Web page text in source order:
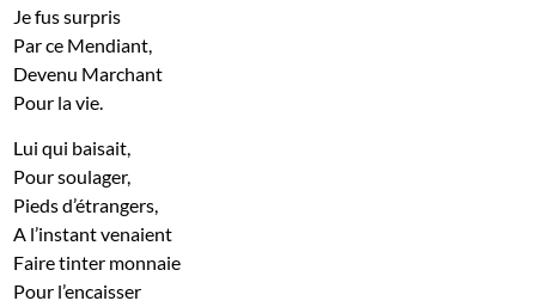
Je fus surpris
Par ce Mendiant,
Devenu Marchant
Pour la vie.
Lui qui baisait,
Pour soulager,
Pieds d’étrangers,
A l’instant venaient
Faire tinter monnaie
Pour l’encaisser